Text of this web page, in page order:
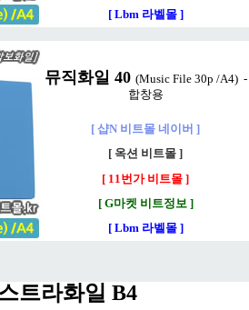
[ Lbm 라벨몰 ]
뮤직화일 40 (Music File 30p /A4) -
합창용
[ 샵N 비트몰 네이버 ]
[ 옥션 비트몰 ]
[ 11번가 비트몰 ]
[ G마켓 비트정보 ]
[ Lbm 라벨몰 ]
트라화일 B4